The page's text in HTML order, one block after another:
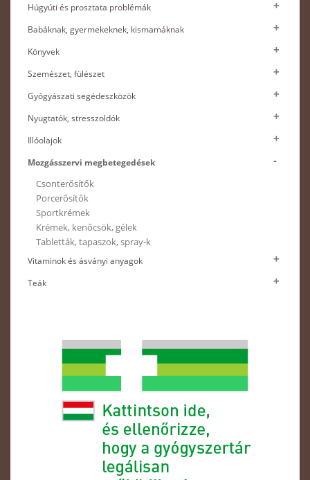
Húgyúti és prosztata problémák
Babáknak, gyermekeknek, kismamáknak
Könyvek
Szemészet, fülészet
Gyógyászati segédeszközök
Nyugtatók, stresszoldók
Illóolajok
Mozgásszervi megbetegedések
Csonterősítők
Porcerősítők
Sportkrémek
Krémek, kenőcsök, gélek
Tabletták, tapaszok, spray-k
Vitaminok és ásványi anyagok
Teák